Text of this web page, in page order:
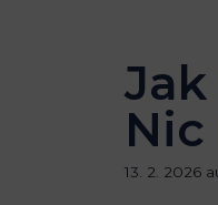
13. 2. 2026